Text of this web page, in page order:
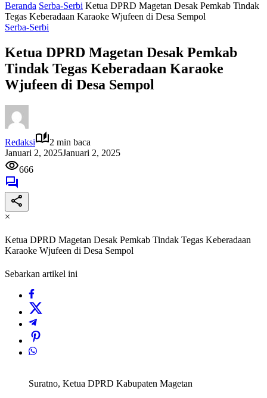
Beranda Serba-Serbi Ketua DPRD Magetan Desak Pemkab Tindak
Tegas Keberadaan Karaoke Wjufeen di Desa Sempol
Serba-Serbi
Ketua DPRD Magetan Desak Pemkab
Tindak Tegas Keberadaan Karaoke
Wjufeen di Desa Sempol
Redaksi
2 min baca
Januari 2, 2025Januari 2, 2025
666
×
Ketua DPRD Magetan Desak Pemkab Tindak Tegas Keberadaan
Karaoke Wjufeen di Desa Sempol
Sebarkan artikel ini
Suratno, Ketua DPRD Kabupaten Magetan